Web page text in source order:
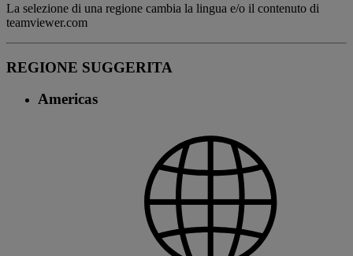
La selezione di una regione cambia la lingua e/o il contenuto di
teamviewer.com
REGIONE SUGGERITA
Americas